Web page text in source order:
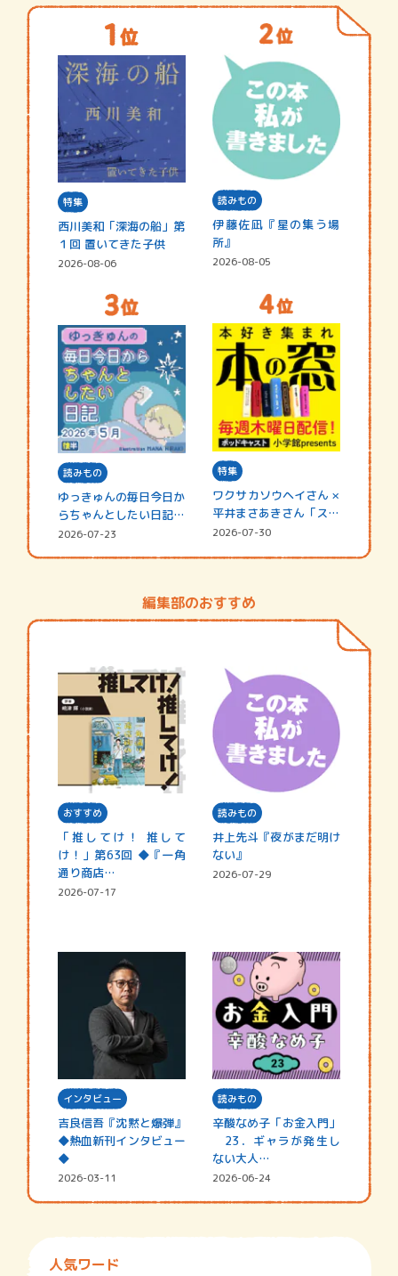
特集
西川美和「深海の船」第
１回 置いてきた子供
2026-08-06
読みもの
伊藤佐凪『星の集う場
所』
2026-08-05
読みもの
ゆっきゅんの毎日今日か
らちゃんとしたい日記
☆202…
2026-07-23
特集
ワクサカソウヘイさん ×
平井まさあきさん「スペ
シャ…
2026-07-30
編集部のおすすめ
おすすめ
「推してけ！ 推して
け！」第63回 ◆『一角
通り商店…
2026-07-17
読みもの
井上先斗『夜がまだ明け
ない』
2026-07-29
インタビュー
吉良信吾『沈黙と爆弾』
◆熱血新刊インタビュー
◆
2026-03-11
読みもの
辛酸なめ子「お金入門」
23．ギャラが発生し
ない大人…
2026-06-24
人気ワード